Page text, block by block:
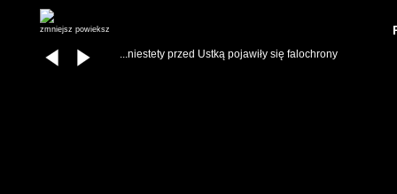
zmniejsz powieksz
...niestety przed Ustką pojawiły się falochrony